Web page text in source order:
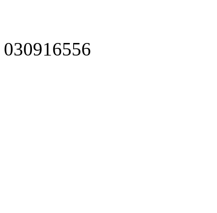
030916556